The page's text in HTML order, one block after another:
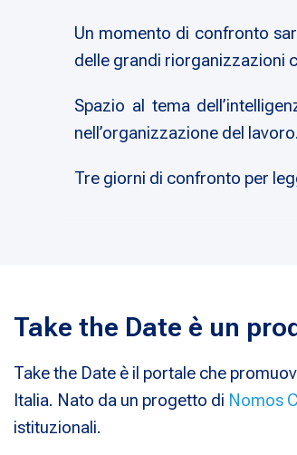
Un momento di confronto
delle grandi riorganizzazioni
Spazio al tema
nell’organizzazione del lavoro.
Tre giorni di confronto per
Take the Date è un
Take the Date è il portale che
Italia. Nato da un progetto di Nomos
istituzionali.